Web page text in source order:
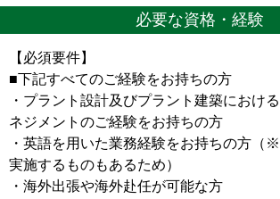
必要な資格・経験
【必須要件】
■下記すべてのご経験をお持ちの方
・プラント設計及びプラント建築におけ
ネジメントのご経験をお持ちの方
・英語を用いた業務経験をお持ちの方（
実施するものもあるため）
・海外出張や海外赴任が可能な方